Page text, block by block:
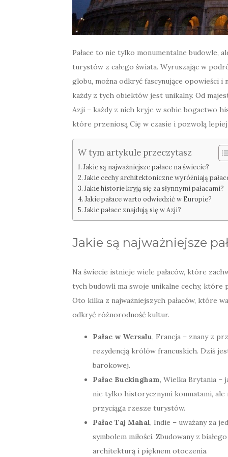
Pałace to nie tylko monumentalne
turystów z całego świata. Wyruszając w
globu, można odkryć fascynujące opowieści
każdy z tych obiektów jest unikalny. Od
Azji – każdy z nich kryje w sobie bogactwo
które przeniosą Cię w czasie i pozwolą
W tym artykule przeczytasz
Jakie są najważniejsze pałace na świecie?
Jakie cechy architektoniczne wyróżniają
Jakie historie kryją się za słynnymi pałacami?
Jakie pałace warto odwiedzić w Europie?
Jakie pałace znajdują się w Azji?
Jakie są najważniejsze
Na świecie istnieje wiele pałaców, które
tych budowli ma swoje unikalne cechy,
Oto kilka z najważniejszych pałaców, które
odkryć różnorodność kultur.
Pałac w Wersalu, Francja – znany z
rezydencją królów francuskich. Dziś
barokowej.
Pałac Buckingham, Wielka Brytania –
nie tylko historycznymi komnatami,
przyciąga rzesze turystów.
Pałac Taj Mahal, Indie – uważany za
symbolem miłości. Zbudowany z
architekturą i pięknem otoczenia.